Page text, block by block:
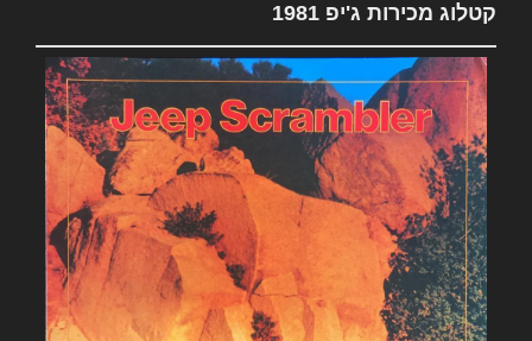
קטלוג מכירות ג'יפ 1981